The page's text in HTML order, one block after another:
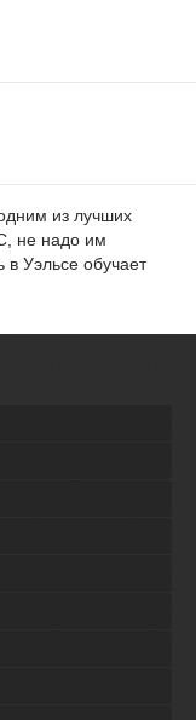
из лучших
не надо им
Уэльсе обучает